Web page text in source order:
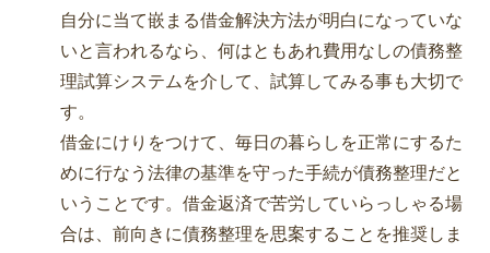
自分に当て嵌まる借金解決方法が明白になっていな
いと言われるなら、何はともあれ費用なしの債務整
理試算システムを介して、試算してみる事も大切で
す。
借金にけりをつけて、毎日の暮らしを正常にするた
めに行なう法律の基準を守った手続が債務整理だと
いうことです。借金返済で苦労していらっしゃる場
合は、前向きに債務整理を思案することを推奨しま